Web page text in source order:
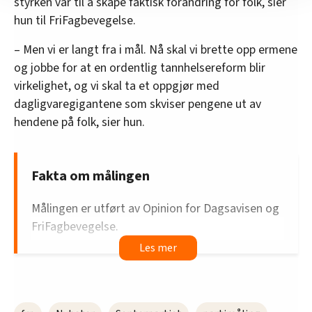
nettstedet med LO Medias egne samarbeidspartnere
innenfor analyse og annonsering. Disse er angitt i
hun til FriFagbevegelse.
– Men vi er langt fra i mål. Nå skal vi brette opp ermene
og jobbe for at en ordentlig tannhelsereform blir
virkelighet, og vi skal ta et oppgjør med
dagligvaregigantene som skviser pengene ut av
hendene på folk, sier hun.
Fakta om målingen
Målingen er utført av Opinion for Dagsavisen og
FriFagbevegelse.
Undersøkelsen er foretatt mellom 12. og 19.
Det er gjennomført 1000 intervjuer. 79 prosent